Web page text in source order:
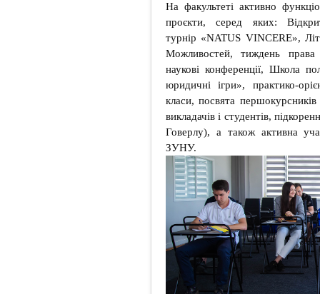
На факультеті активно
проєкти, серед яких:
турнір «NATUS VINCERE»,
Можливостей, тиждень права
наукові конференції, Школа
юридичні ігри», практико-
класи, посвята
викладачів і студентів,
Говерлу), а також активна
ЗУНУ.